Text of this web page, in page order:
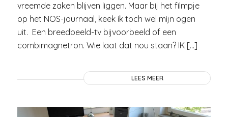
vreemde zaken blijven liggen. Maar bij het filmpje
op het NOS-journaal, keek ik toch wel mijn ogen
uit. Een breedbeeld-tv bijvoorbeeld of een
combimagnetron. Wie laat dat nou staan? IK […]
LEES MEER